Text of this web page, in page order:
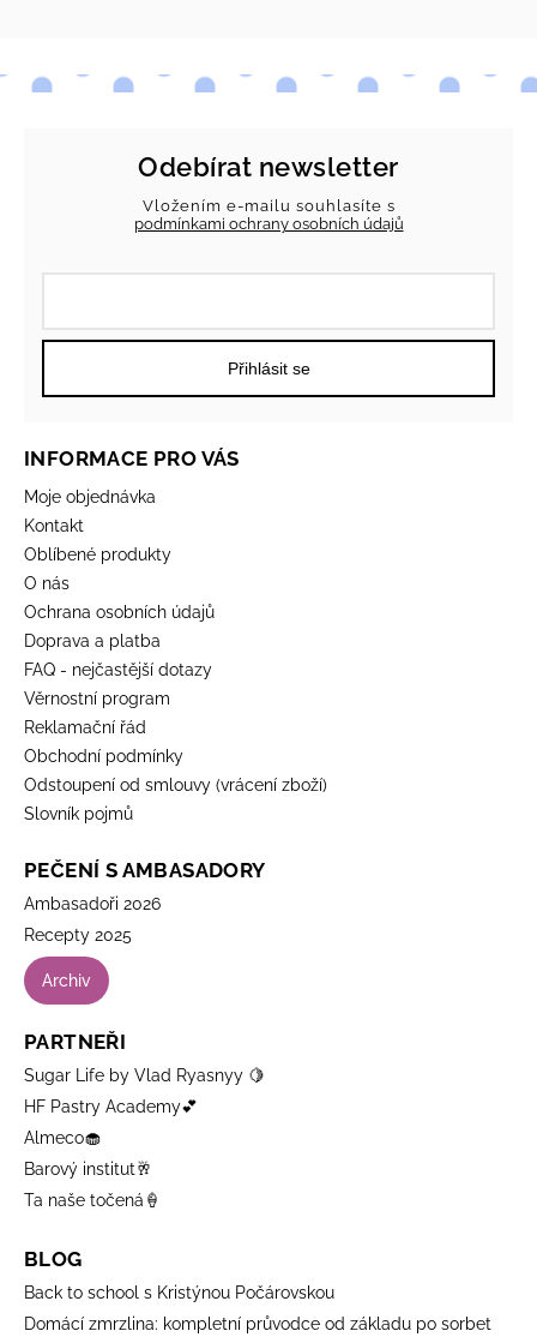
Odebírat newsletter
Vložením e-mailu souhlasíte s
podmínkami ochrany osobních údajů
Přihlásit se
INFORMACE PRO VÁS
Moje objednávka
Kontakt
Oblíbené produkty
O nás
Ochrana osobních údajů
Doprava a platba
FAQ - nejčastější dotazy
Věrnostní program
Reklamační řád
Obchodní podmínky
Odstoupení od smlouvy (vrácení zboží)
Slovník pojmů
PEČENÍ S AMBASADORY
Ambasadoři 2026
Recepty 2025
Archiv
PARTNEŘI
Sugar Life by Vlad Ryasnyy 🍋
HF Pastry Academy💕
Almeco🧁
Barový institut🥂
Ta naše točená🍦
BLOG
Back to school s Kristýnou Počárovskou
Domácí zmrzlina: kompletní průvodce od základu po sorbet